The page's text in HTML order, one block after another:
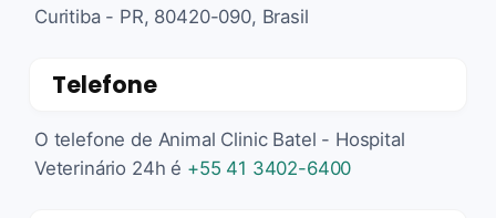
Curitiba - PR, 80420-090, Brasil
Telefone
O telefone de Animal Clinic Batel - Hospital
Veterinário 24h é +55 41 3402-6400